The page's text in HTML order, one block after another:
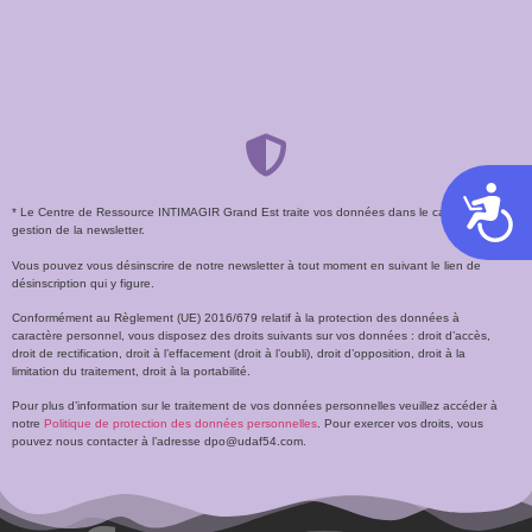
* Le Centre de Ressource INTIMAGIR Grand Est traite vos données dans le cadre de la
gestion de la newsletter.
Vous pouvez vous désinscrire de notre newsletter à tout moment en suivant le lien de
désinscription qui y figure.
Conformément au Règlement (UE) 2016/679 relatif à la protection des données à
caractère personnel, vous disposez des droits suivants sur vos données : droit d’accès,
droit de rectification, droit à l’effacement (droit à l’oubli), droit d’opposition, droit à la
limitation du traitement, droit à la portabilité.
Pour plus d’information sur le traitement de vos données personnelles veuillez accéder à
notre Politique de protection des données personnelles. Pour exercer vos droits, vous
pouvez nous contacter à l’adresse dpo@udaf54.com.